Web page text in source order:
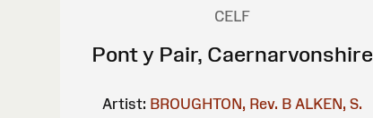
CELF
Pont y Pair, Caernarvonshire
Artist: BROUGHTON, Rev. B ALKEN, S.